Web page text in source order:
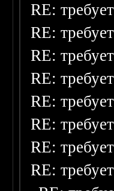
RE:
RE:
RE:
RE:
RE:
RE:
RE:
RE: